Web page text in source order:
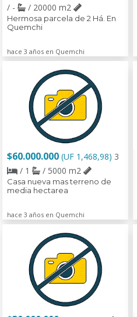
/ -
/ 20000 m2
Hermosa parcela de 2 Há. En
Quemchi
hace 3 años en Quemchi
$60.000.000 (UF 1,468,98) 3
/ 1
/ 5000 m2
Casa nueva mas terreno de
media hectarea
hace 3 años en Quemchi